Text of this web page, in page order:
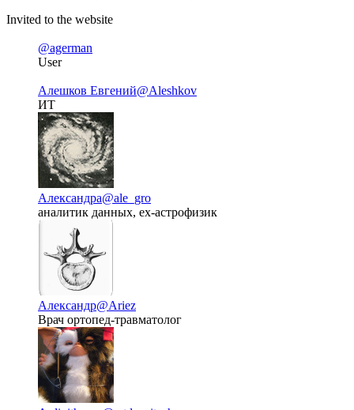
Invited to the website
@agerman
User
Алешков Евгений@Aleshkov
ИТ
Александра@ale_gro
аналитик данных, ex-астрофизик
Александр@Ariez
Врач ортопед-травматолог